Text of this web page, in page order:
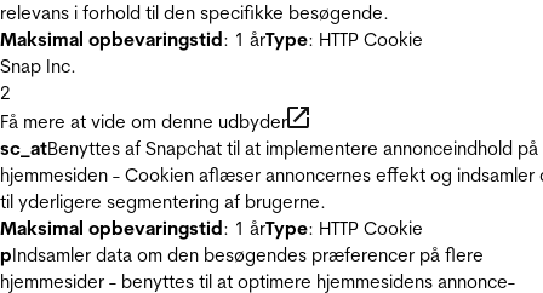
relevans i forhold til den specifikke besøgende.
Maksimal opbevaringstid: 1 årType: HTTP Cookie
Snap Inc.
2
Få mere at vide om denne udbyder
sc_atBenyttes af Snapchat til at implementere annonceindhold på
hjemmesiden - Cookien aflæser annoncernes effekt og indsamler
til yderligere segmentering af brugerne.
Maksimal opbevaringstid: 1 årType: HTTP Cookie
pIndsamler data om den besøgendes præferencer på flere
hjemmesider - benyttes til at optimere hjemmesidens annonce-